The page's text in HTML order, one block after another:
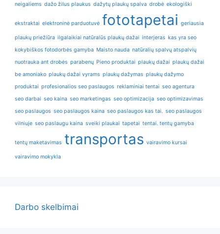
neigaliems dažo žilus plaukus dažytų plaukų spalva drobė ekologiški
ekstraktai elektroninė parduotuvė fototapetai geriausia
plaukų priežiūra ilgalaikiai natūralūs plaukų dažai interjeras kas yra seo
kokybiškos fotodorbės gamyba Maisto nauda natūralių spalvų atspalvių
nuotrauka ant drobės parabenų Pieno produktai plaukų dažai plaukų dažai
be amoniako plaukų dažai vyrams plaukų dažymas plaukų dažymo
produktai profesionalios seo paslaugos reklaminiai tentai seo agentura
seo darbai seo kaina seo marketingas seo optimizacija seo optimizavimas
seo paslaugos seo paslaugos kaina seo paslaugos kas tai. seo paslaugos
vilniuje seo paslaugu kaina sveiki plaukai tapetai tentai. tentų gamyba
tentų maketavimas transportas vairavimo kursai
vairavimo mokykla
Darbo skelbimai